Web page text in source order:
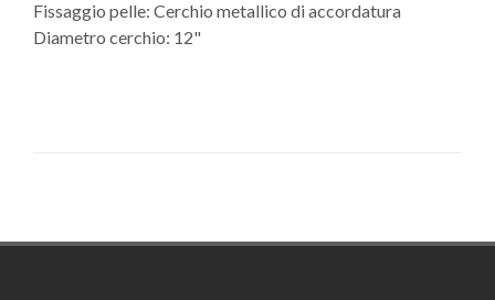
Fissaggio pelle: Cerchio metallico di accordatura
Diametro cerchio: 12"